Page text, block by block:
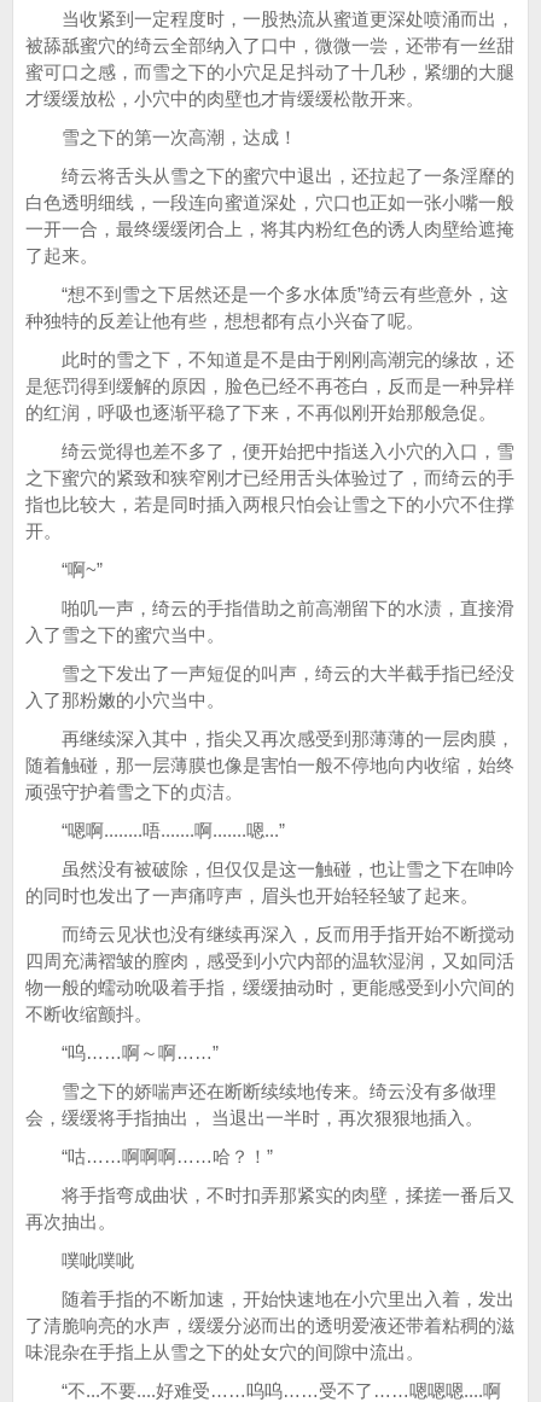
当收紧到一定程度时，一股热流从蜜道更深处喷涌而出，
被舔舐蜜穴的绮云全部纳入了口中，微微一尝，还带有一丝甜
蜜可口之感，而雪之下的小穴足足抖动了十几秒，紧绷的大腿
才缓缓放松，小穴中的肉壁也才肯缓缓松散开来。
雪之下的第一次高潮，达成！
绮云将舌头从雪之下的蜜穴中退出，还拉起了一条淫靡的
白色透明细线，一段连向蜜道深处，穴口也正如一张小嘴一般
一开一合，最终缓缓闭合上，将其内粉红色的诱人肉壁给遮掩
了起来。
“想不到雪之下居然还是一个多水体质”绮云有些意外，这
种独特的反差让他有些，想想都有点小兴奋了呢。
此时的雪之下，不知道是不是由于刚刚高潮完的缘故，还
是惩罚得到缓解的原因，脸色已经不再苍白，反而是一种异样
的红润，呼吸也逐渐平稳了下来，不再似刚开始那般急促。
绮云觉得也差不多了，便开始把中指送入小穴的入口，雪
之下蜜穴的紧致和狭窄刚才已经用舌头体验过了，而绮云的手
指也比较大，若是同时插入两根只怕会让雪之下的小穴不住撑
开。
“啊~”
啪叽一声，绮云的手指借助之前高潮留下的水渍，直接滑
入了雪之下的蜜穴当中。
雪之下发出了一声短促的叫声，绮云的大半截手指已经没
入了那粉嫩的小穴当中。
再继续深入其中，指尖又再次感受到那薄薄的一层肉膜，
随着触碰，那一层薄膜也像是害怕一般不停地向内收缩，始终
顽强守护着雪之下的贞洁。
“嗯啊........唔.......啊.......嗯...”
虽然没有被破除，但仅仅是这一触碰，也让雪之下在呻吟
的同时也发出了一声痛哼声，眉头也开始轻轻皱了起来。
而绮云见状也没有继续再深入，反而用手指开始不断搅动
四周充满褶皱的膣肉，感受到小穴内部的温软湿润，又如同活
物一般的蠕动吮吸着手指，缓缓抽动时，更能感受到小穴间的
不断收缩颤抖。
“呜……啊～啊……”
雪之下的娇喘声还在断断续续地传来。绮云没有多做理
会，缓缓将手指抽出， 当退出一半时，再次狠狠地插入。
“咕……啊啊啊……哈？！”
将手指弯成曲状，不时扣弄那紧实的肉壁，揉搓一番后又
再次抽出。
噗呲噗呲
随着手指的不断加速，开始快速地在小穴里出入着，发出
了清脆响亮的水声，缓缓分泌而出的透明爱液还带着粘稠的滋
味混杂在手指上从雪之下的处女穴的间隙中流出。
“不...不要....好难受……呜呜……受不了……嗯嗯嗯....啊